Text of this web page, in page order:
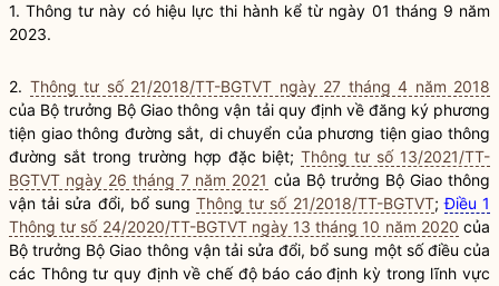
1. Thông tư này có hiệu lực thi hành kể từ ngày 01 tháng 9 năm
2023.
2. Thông tư số 21/2018/TT-BGTVT ngày 27 tháng 4 năm 2018
của Bộ trưởng Bộ Giao thông vận tải quy định về đăng ký phương
tiện giao thông đường sắt, di chuyển của phương tiện giao thông
đường sắttrong trường hợp đặc biệt;Thông tư số 13/2021/TT-
BGTVT ngày 26 tháng 7 năm 2021 của Bộ trưởng Bộ Giao thông
vận tải sửa đổi, bổ sungThông tư số 21/2018/TT-BGTVT;Điều 1
Thông tư số 24/2020/TT-BGTVT ngày 13 tháng 10 năm 2020 của
Bộ trưởng Bộ Giao thông vận tải sửa đổi, bổ sung một số điều của
các Thông tư quy định về chế độ báo cáo định kỳ trong lĩnh vực